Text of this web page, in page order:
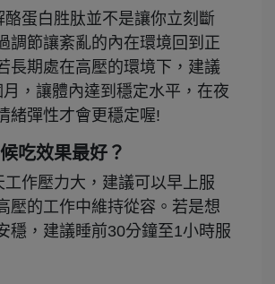
酪蛋白胜肽並不是讓你立刻斷
調節讓紊亂的內在環境回到正
長期處在高壓的環境下，建議
，讓體內達到穩定水平，在夜
緒彈性才會更穩定喔!
吃效果最好？
工作壓力大，建議可以早上服
壓的工作中維持從容。若是想
穩，建議睡前30分鐘至1小時服